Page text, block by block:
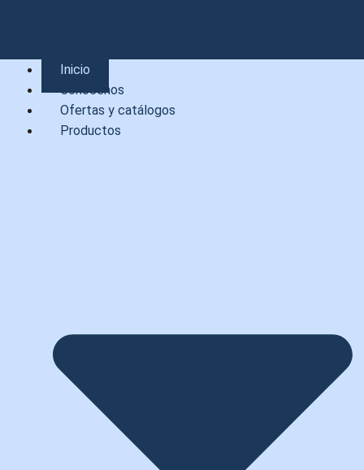
Inicio
Conócenos
Ofertas y catálogos
Productos